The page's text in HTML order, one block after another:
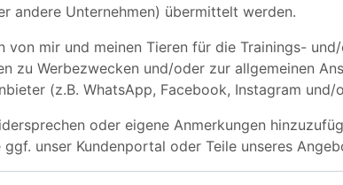
andere Unternehmen) übermittelt werden.
mir und meinen Tieren für die Trainings-
zu Werbezwecken und/oder zur allgemeinen
(z.B. WhatsApp, Facebook, Instagram
oder eigene Anmerkungen
unser Kundenportal oder Teile unseres